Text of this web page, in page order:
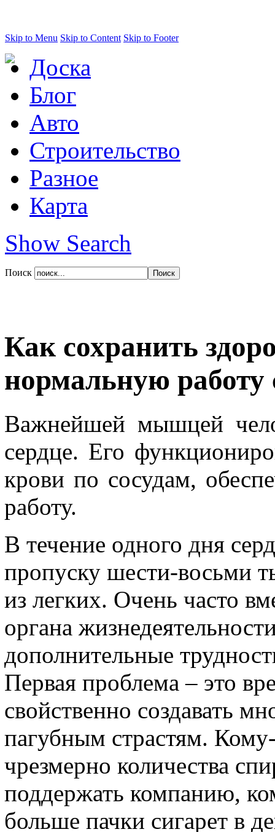
Skip to Menu Skip to Content Skip to Footer
Доска
Блог
Авто
Строительство
Разное
Карта
Show Search
Поиск
Как сохранить
нормальную работу
Важнейшей мышцей
сердце. Его
крови по сосудам,
работу.
В течение одного дня
пропуску шести-восьми
из легких. Очень часто
органа
дополнительные
Первая проблема – это
свойственно создавать
пагубным страстям.
чрезмерно количества
поддержать компанию,
больше пачки сигарет в